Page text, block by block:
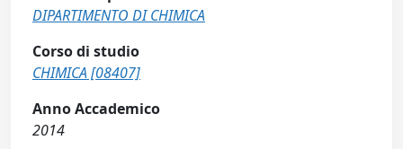
DIPARTIMENTO DI CHIMICA
Corso di studio
CHIMICA [08407]
Anno Accademico
2014